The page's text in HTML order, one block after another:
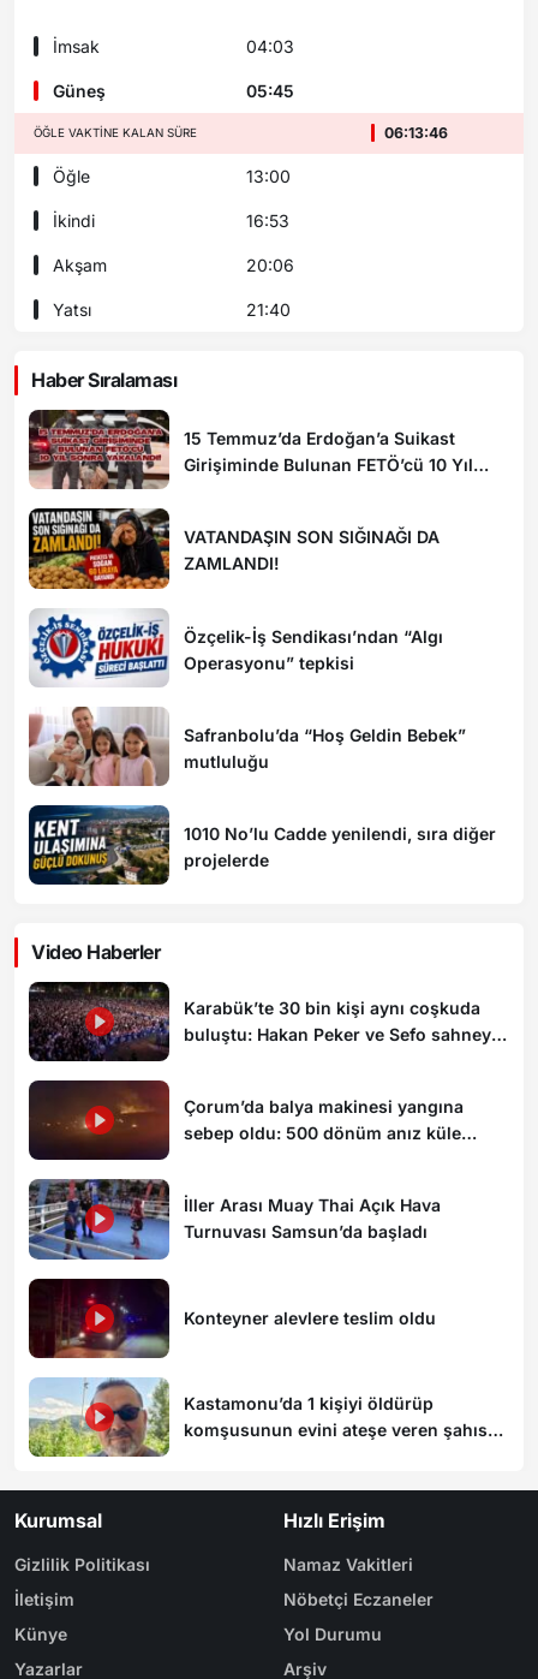
İmsak 04:03
Güneş 05:45
ÖĞLE VAKTINE KALAN SÜRE 06:13:46
Öğle 13:00
İkindi 16:53
Akşam 20:06
Yatsı 21:40
Haber Sıralaması
15 Temmuz’da Erdoğan’a Suikast
Girişiminde Bulunan FETÖ’cü 10 Yıl
VATANDAŞIN SON SIĞINAĞI DA
ZAMLANDI!
Özçelik-İş Sendikası’ndan “Algı
Operasyonu” tepkisi
Safranbolu’da “Hoş Geldin Bebek”
mutluluğu
1010 No’lu Cadde yenilendi, sıra diğer
projelerde
Video Haberler
Karabük’te 30 bin kişi aynı coşkuda
buluştu: Hakan Peker ve Sefo sahneyi
Çorum’da balya makinesi yangına
sebep oldu: 500 dönüm anız küle
İller Arası Muay Thai Açık Hava
Turnuvası Samsun’da başladı
Konteyner alevlere teslim oldu
Kastamonu’da 1 kişiyi öldürüp
komşusunun evini ateşe veren şahıs
Kurumsal
Gizlilik Politikası
İletişim
Künye
Yazarlar
Hızlı Erişim
Namaz Vakitleri
Nöbetçi Eczaneler
Yol Durumu
Arşiv